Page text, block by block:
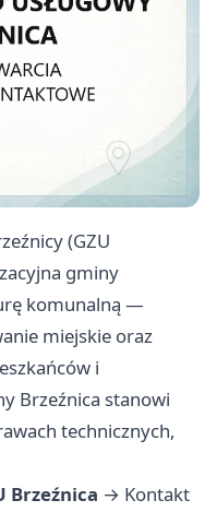
(GZU
gminy
komunalną —
miejskie oraz
i
Brzeźnica stanowi
technicznych,
Brzeźnica → Kontakt